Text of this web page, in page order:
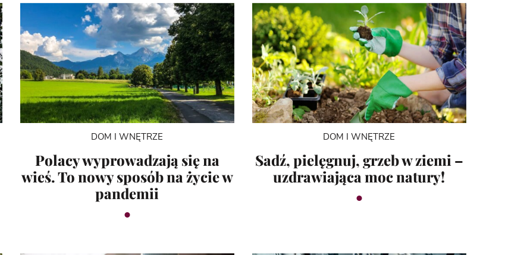
DOM I WNĘTRZE
Polacy wyprowadzają się na
wieś. To nowy sposób na życie w
pandemii
DOM I WNĘTRZE
Sadź, pielęgnuj, grzeb w ziemi –
uzdrawiająca moc natury!